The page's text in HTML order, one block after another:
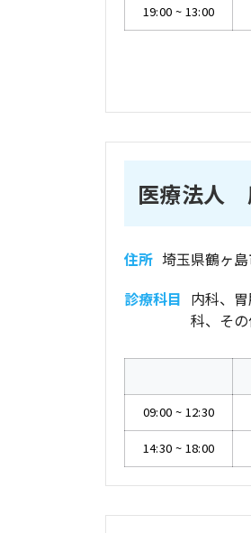
19:00 ~ 13:00
医療法人
住所 埼玉県鶴ヶ
診療科目 内科、
科、そ
09:00 ~ 12:30
14:30 ~ 18:00